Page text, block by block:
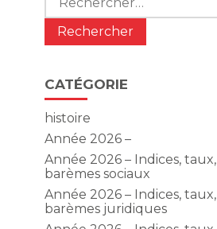
CATÉGORIE
histoire
Année 2026 –
Année 2026 – Indices, taux,
barèmes sociaux
Année 2026 – Indices, taux,
barèmes juridiques